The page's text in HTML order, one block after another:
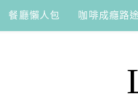
餐廳懶人包 咖啡成癮路